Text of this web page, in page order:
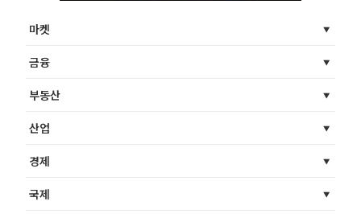
마켓
금융
부동산
산업
경제
국제